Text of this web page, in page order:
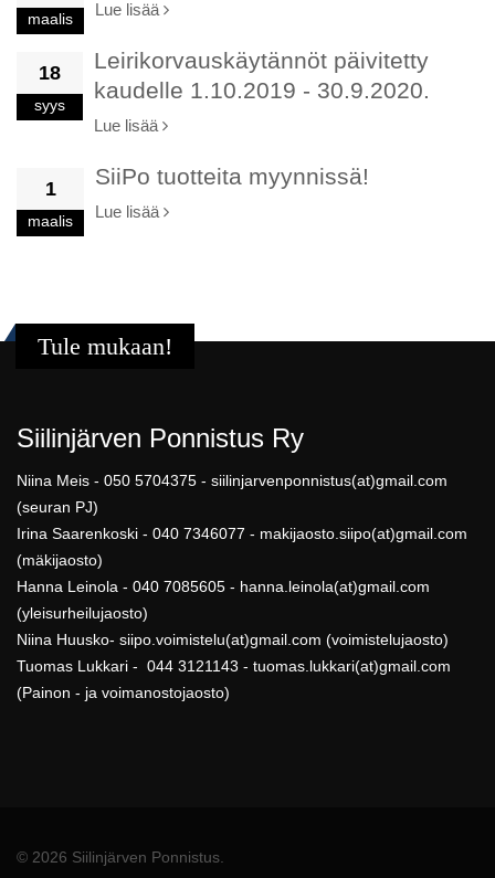
maalis
Lue lisää
18
syys
Leirikorvauskäytännöt päivitetty
kaudelle 1.10.2019 - 30.9.2020.
Lue lisää
1
maalis
SiiPo tuotteita myynnissä!
Lue lisää
Tule mukaan!
Siilinjärven Ponnistus Ry
Niina Meis - 050 5704375 - siilinjarvenponnistus(at)gmail.com
(seuran PJ)
Irina Saarenkoski - 040 7346077 - makijaosto.siipo(at)gmail.com
(mäkijaosto)
Hanna Leinola - 040 7085605 - hanna.leinola(at)gmail.com
(yleisurheilujaosto)
Niina Huusko- siipo.voimistelu(at)gmail.com (voimistelujaosto)
Tuomas Lukkari - 044 3121143 - tuomas.lukkari(at)gmail.com
(Painon - ja voimanostojaosto)
© 2026 Siilinjärven Ponnistus.